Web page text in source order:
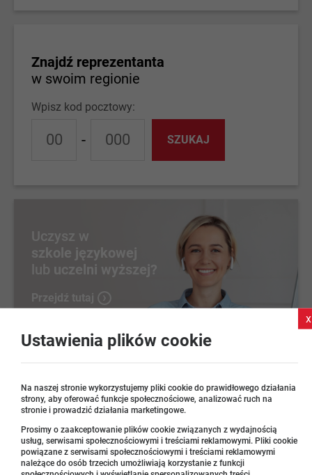
Znajdź reprezentanta
w swoim regionie
Wpisz kod pocztowy:
- SZUKAJ
Uczysz w
szkole językowej
lub uczelni wyższej?
Przejdź tutaj
Ustawienia plików cookie
x
Na naszej stronie wykorzystujemy pliki cookie do prawidłowego działania
strony, aby oferować funkcje społecznościowe, analizować ruch na
stronie i prowadzić działania marketingowe.
Prosimy o zaakceptowanie plików cookie związanych z wydajnością
usług, serwisami społecznościowymi i treściami reklamowymi. Pliki cookie
powiązane z serwisami społecznościowymi i treściami reklamowymi
należące do osób trzecich umożliwiają korzystanie z funkcji